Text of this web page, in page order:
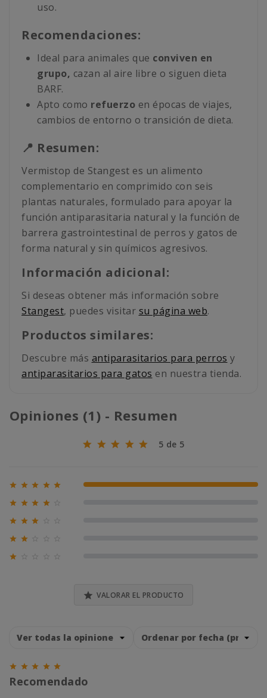
uso.
Recomendaciones:
Ideal para animales que conviven en
grupo, cazan al aire libre o siguen dieta
BARF.
Apto como refuerzo en épocas de viajes,
cambios de entorno o transición de dieta.
📍 Resumen:
Vermistop de Stangest es un alimento
complementario en comprimido con seis
plantas naturales, formulado para apoyar la
función antiparasitaria natural y la función de
barrera gastrointestinal de perros y gatos de
forma natural y sin químicos agresivos.
Información adicional:
Si deseas obtener más información sobre
Stangest, puedes visitar su página web.
Productos similares:
Descubre más antiparasitarios para perros y
antiparasitarios para gatos en nuestra tienda.
Opiniones (1) - Resumen
5 de 5
     100% (1)
   
  
 

 VALORAR EL PRODUCTO
    
Recomendado